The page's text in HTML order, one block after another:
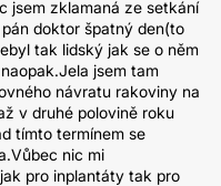
jsem zklamaná ze setkání
doktor špatný den(to
tak lidský jak se o něm
jsem tam
návratu rakoviny na
v druhé polovině roku
tímto termínem se
nic mi
pro inplantáty tak pro